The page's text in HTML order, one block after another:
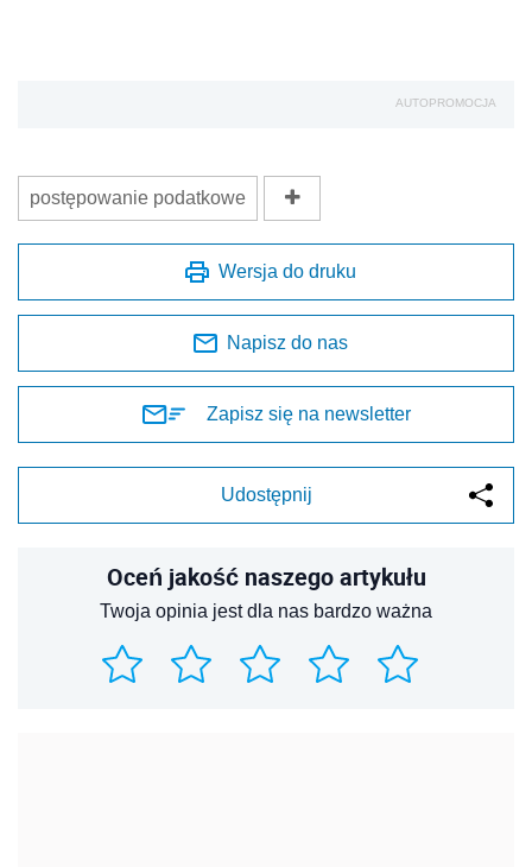
AUTOPROMOCJA
postępowanie podatkowe
Wersja do druku
Napisz do nas
Zapisz się na newsletter
Udostępnij
Oceń jakość naszego artykułu
Twoja opinia jest dla nas bardzo ważna